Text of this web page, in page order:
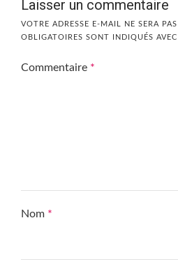
Laisser un commentaire
VOTRE ADRESSE E-MAIL NE SERA PAS
OBLIGATOIRES SONT INDIQUÉS AVEC
Commentaire *
Nom *